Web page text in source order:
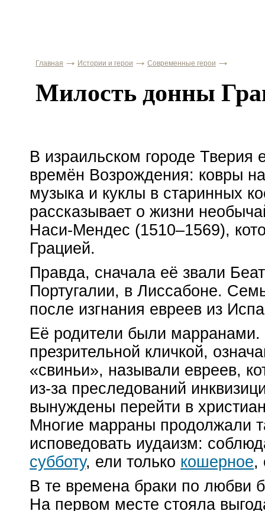
Главная Истории и герои Современные герои
Милость донны
В израильском городе Тверия
времён Возрождения: ковры
музыка и куклы в старинных
рассказывает о жизни
Наси-Мендес (1510–1569),
Грацией.
Правда, сначала её звали
Португалии, в Лиссабоне.
после изгнания евреев из
Её родители были марранами.
презрительной кличкой,
«свиньи», называли евреев,
из-за преследований
вынуждены перейти в
Многие марраны продолжали
исповедовать иудаизм:
субботу, ели только кошерное,
В те времена браки по любви
На первом месте стояла